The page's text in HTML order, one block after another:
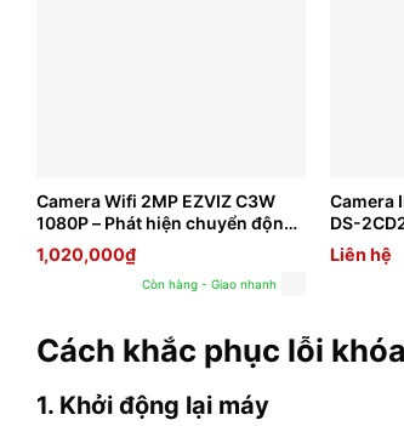
Camera Wifi 2MP EZVIZ C3W
1080P – Phát hiện chuyển động
thông minh
1,020,000₫
Còn hàng - Giao nhanh
Camera
DS-
Liên hệ
Cách khắc phục lỗi
1. Khởi động lại máy